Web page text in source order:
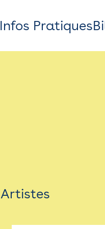
Infos Pratiques
1, av. du
Artistes